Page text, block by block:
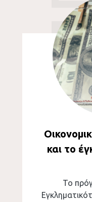
και το
Το